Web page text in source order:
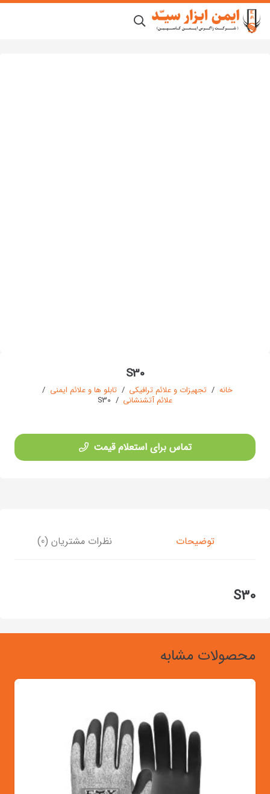
S30
خانه / تجهیزات و علائم ترافیکی / تابلو ها و علائم ایمنی /
علائم آتشنشانی /
S30
تماس برای استعلام قیمت
توضیحات نظرات مشتریان (0)
S30
محصولات مشابه